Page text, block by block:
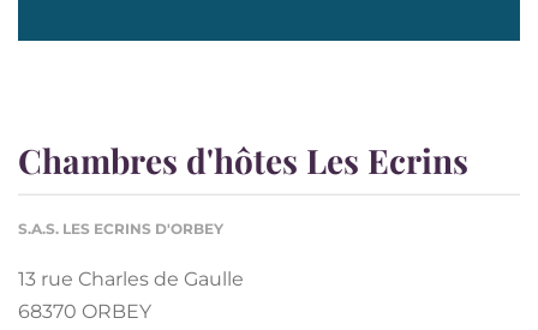
Chambres d'hôtes Les Ecrins
S.A.S. LES ECRINS D'ORBEY
13 rue Charles de Gaulle
68370 ORBEY